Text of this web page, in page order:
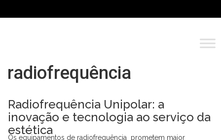
radiofrequência
Radiofrequência Unipolar: a
inovação e tecnologia ao serviço da
estética
Os equipamentos de radiofrequência prometem maior